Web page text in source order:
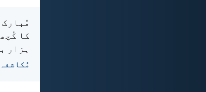
کا
ہزار
مُکاشفہ 20:‏6